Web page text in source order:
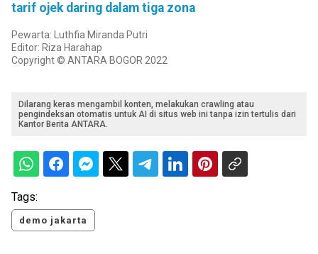
tarif ojek daring dalam tiga zona
Pewarta: Luthfia Miranda Putri
Editor: Riza Harahap
Copyright © ANTARA BOGOR 2022
Dilarang keras mengambil konten, melakukan crawling atau
pengindeksan otomatis untuk AI di situs web ini tanpa izin tertulis dari
Kantor Berita ANTARA.
Tags:
demo jakarta